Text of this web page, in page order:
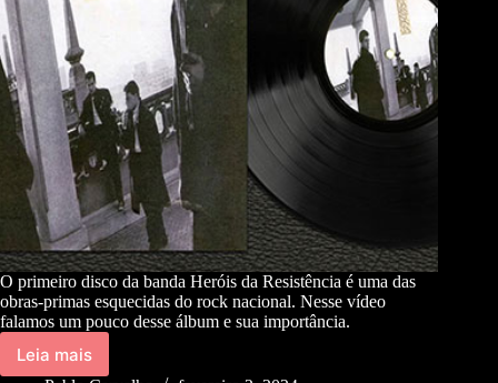
O primeiro disco da banda Heróis da Resistência é uma das
obras-primas esquecidas do rock nacional. Nesse vídeo
falamos um pouco desse álbum e sua importância.
Leia mais